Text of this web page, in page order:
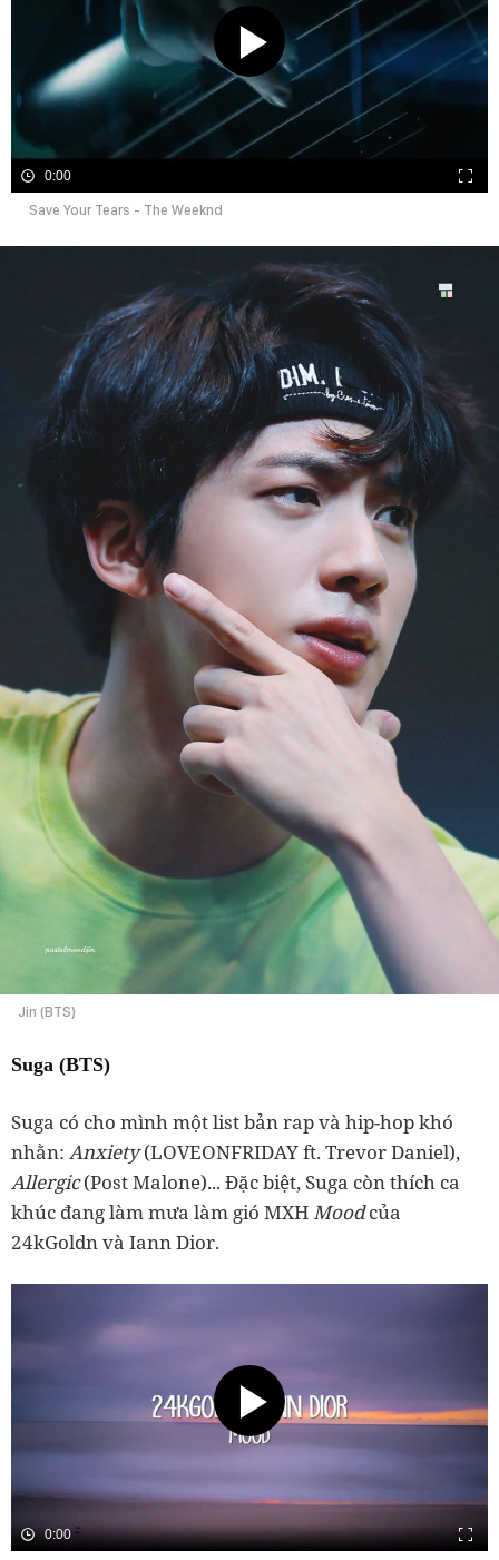
0:00
Save Your Tears - The Weeknd
Jin (BTS)
Suga (BTS)
Suga có cho mình một list bản rap và hip-hop khó
nhằn: Anxiety(LOVEONFRIDAY ft. Trevor Daniel),
Allergic(Post Malone)... Đặc biệt, Suga còn thích ca
khúc đang làm mưa làm gió MXH Moodcủa
24kGoldn và Iann Dior.
0:00